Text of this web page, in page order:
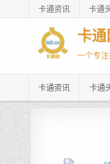
卡通资讯 卡通
卡通
一个专
卡通资讯 卡通